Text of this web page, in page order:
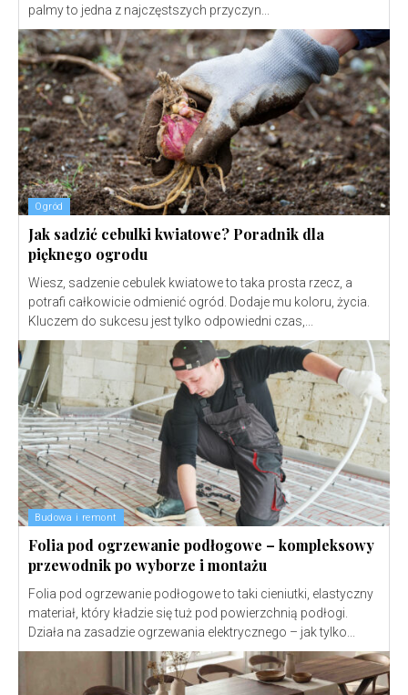
palmy to jedna z najczęstszych przyczyn...
Ogród
Jak sadzić cebulki kwiatowe? Poradnik dla
pięknego ogrodu
Wiesz, sadzenie cebulek kwiatowe to taka prosta rzecz, a
potrafi całkowicie odmienić ogród. Dodaje mu koloru, życia.
Kluczem do sukcesu jest tylko odpowiedni czas,...
Budowa i remont
Folia pod ogrzewanie podłogowe – kompleksowy
przewodnik po wyborze i montażu
Folia pod ogrzewanie podłogowe to taki cieniutki, elastyczny
materiał, który kładzie się tuż pod powierzchnią podłogi.
Działa na zasadzie ogrzewania elektrycznego – jak tylko...